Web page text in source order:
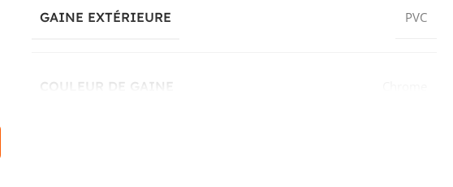
GAINE EXTÉRIEURE PVC
COULEUR DE GAINE